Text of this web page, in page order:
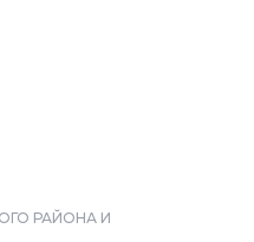
РАЙОНА И